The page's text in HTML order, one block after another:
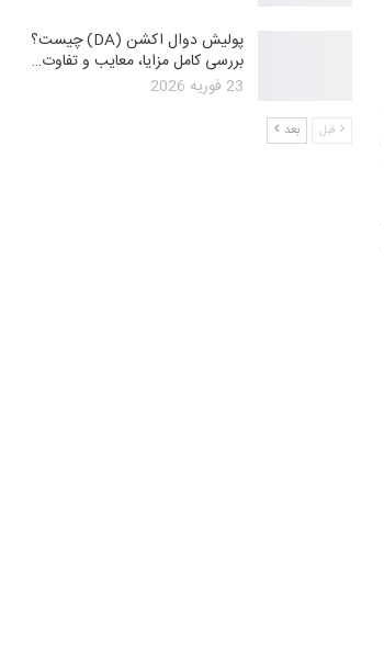
پولیش دوال اکشن (DA) چیست؟
بررسی کامل مزایا، معایب و تفاوت…
23 فوریه 2026
قبل بعد